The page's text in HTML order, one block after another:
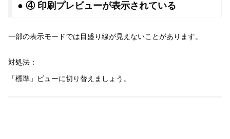
● ④ 印刷プレビューが表示されている
一部の表示モードでは目盛り線が見えないことがあります。
対処法：
「標準」ビューに切り替えましょう。